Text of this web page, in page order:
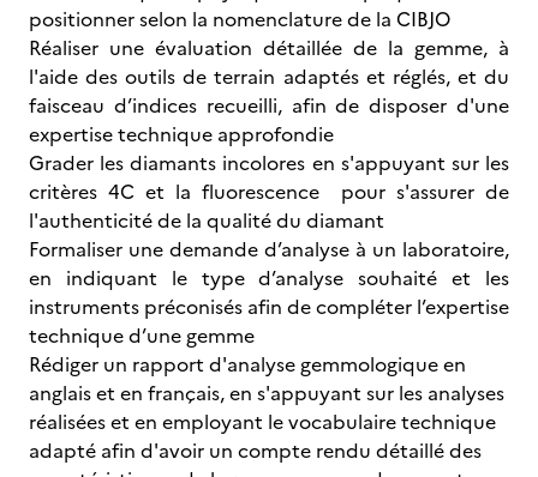
positionner selon la nomenclature de la CIBJO
Réaliser une évaluation détaillée de la gemme, à
l'aide des outils de terrain adaptés et réglés, et du
faisceau d’indices recueilli, afin de disposer d'une
expertise technique approfondie
Grader les diamants incolores en s'appuyant sur les
critères 4C et la fluorescence pour s'assurer de
l'authenticité de la qualité du diamant
Formaliser une demande d’analyse à un laboratoire,
en indiquant le type d’analyse souhaité et les
instruments préconisés afin de compléter l’expertise
technique d’une gemme
Rédiger un rapport d'analyse gemmologique en
anglais et en français, en s'appuyant sur les analyses
réalisées et en employant le vocabulaire technique
adapté afin d'avoir un compte rendu détaillé des